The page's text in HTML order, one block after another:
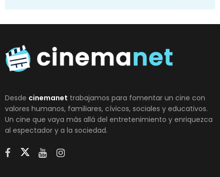
Desde cinemanet trabajamos para fomentar un cine con
valores humanos, familiares, cívicos, sociales y educativos.
Un cine que vaya más allá del entretenimiento y enriquezca
al espectador y a la sociedad.